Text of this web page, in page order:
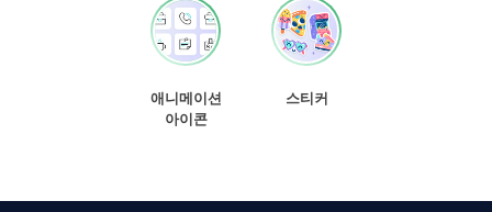
애니메이션
아이콘
스티커